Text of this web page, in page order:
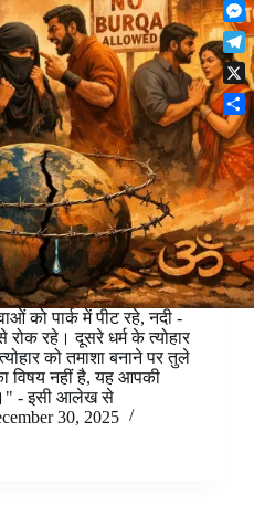
को पार्क में पीट रहे, नदी -
रहे। दूसरे धर्म के त्योहार
को तमाशा बनाने पर तुले
विषय नहीं है, यह आपकी
- इसी आलेख से
30, 2025
o
k
r
e
s
t
t
s
A
p
p
n
k
e
d
I
n
l
i
p
b
o
a
r
d
M
e
s
s
e
n
g
e
r
T
e
l
e
g
r
a
m
X
S
h
a
r
e